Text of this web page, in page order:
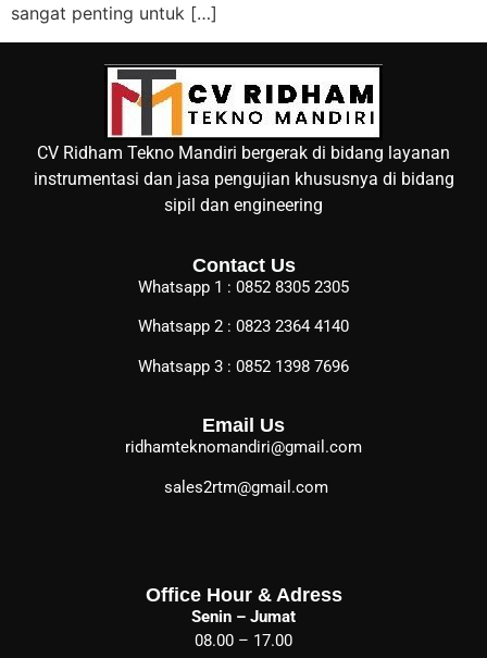
sangat penting untuk […]
CV Ridham Tekno Mandiri bergerak di bidang layanan
instrumentasi dan jasa pengujian khususnya di bidang
sipil dan engineering
Contact Us
Whatsapp 1 : 0852 8305 2305
Whatsapp 2 : 0823 2364 4140
Whatsapp 3 : 0852 1398 7696
Email Us
ridhamteknomandiri@gmail.com
sales2rtm@gmail.com
Office Hour & Adress
Senin – Jumat
08.00 – 17.00